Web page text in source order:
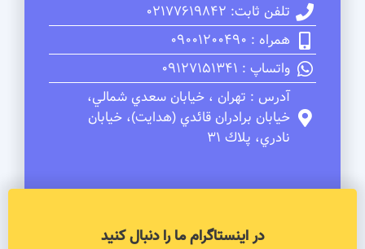
تلفن ثابت: 02177619842
همراه : 09001200490
واتساپ : 09127151341
آدرس : تهران ، خيابان سعدي شمالي،
خيابان برادران قائدي (هدايت)، خيابان
نادري، پلاك 31
در اینستاگرام ما را دنبال کنید